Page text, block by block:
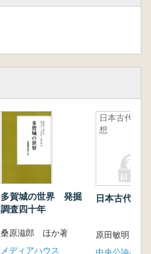
多賀城の世界 発掘
調査四十年
桑原滋郎 ほか著
メディアハウス
日本古代思
想
日本古代思想
原田敏明